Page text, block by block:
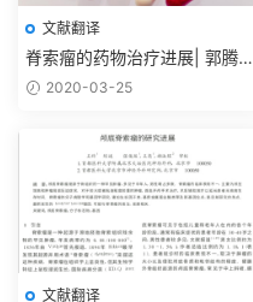
文献翻译
脊索瘤的药物治疗进展| 郭腾显
李欢 吴震2017
2020-03-25
文献翻译